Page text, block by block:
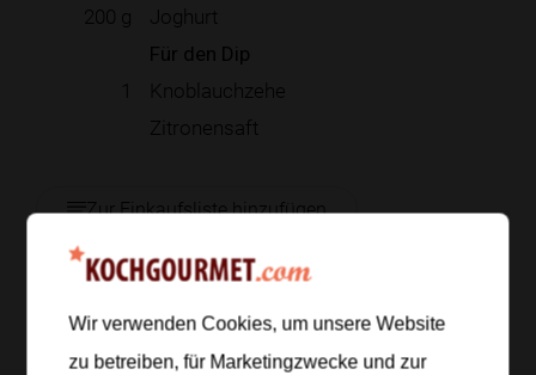
200 g Joghurt
Für den Dip
1
Knoblauchzehe
Zitronensaft
Zur Einkaufsliste hinzufügen
Zubereitung
Wir verwenden Cookies, um unsere Website
zu betreiben, für Marketingzwecke und zur